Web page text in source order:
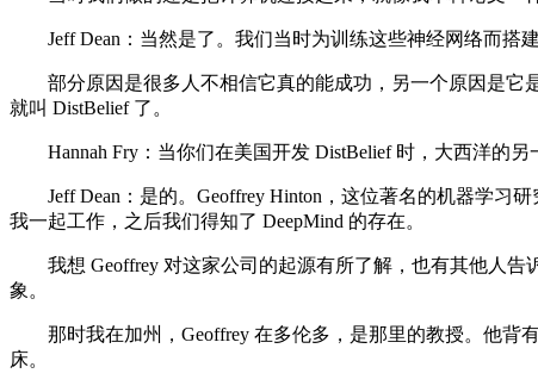
Jeff Dean：当然是了。我们当时为训练这些神经网络而搭建
部分原因是很多人不相信它真的能成功，另一个原因是它
就叫 DistBelief 了。
Hannah Fry：当你们在美国开发 DistBelief 时，大西洋的另
Jeff Dean：是的。Geoffrey Hinton，这位著名的机器学习研
我一起工作，之后我们得知了 DeepMind 的存在。
我想 Geoffrey 对这家公司的起源有所了解，也有其他人告
象。
那时我在加州，Geoffrey 在多伦多，是那里的教授。他背
床。